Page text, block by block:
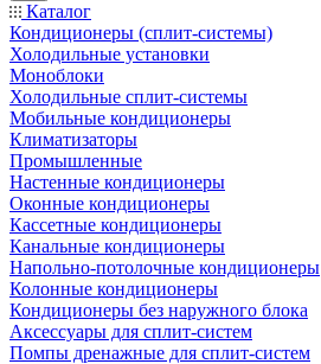
Каталог
Кондиционеры (сплит-системы)
Холодильные установки
Моноблоки
Холодильные сплит-системы
Мобильные кондиционеры
Климатизаторы
Промышленные
Настенные кондиционеры
Оконные кондиционеры
Кассетные кондиционеры
Канальные кондиционеры
Напольно-потолочные кондиционеры
Колонные кондиционеры
Кондиционеры без наружного блока
Аксессуары для сплит-систем
Помпы дренажные для сплит-систем